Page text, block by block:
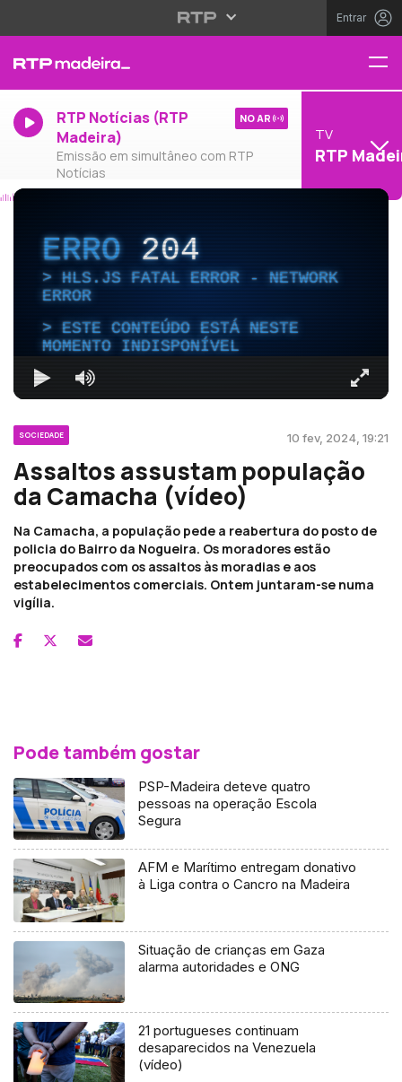
Entrar
RTP Notícias (RTP
Madeira)
Emissão em simultâneo com RTP
Notícias
NO AR
TV
RTP
ERRO204
HLS.JS FATAL ERROR - NETWORK
ERROR
ESTE CONTEÚDO ESTÁ NESTE
MOMENTO INDISPONÍVEL
SOCIEDADE 10 fev, 2024, 19:21
Assaltos assustam população
da Camacha (vídeo)
Na Camacha, a população pede a reabertura do posto de
policia do Bairro da Nogueira. Os moradores estão
preocupados com os assaltos às moradias e aos
estabelecimentos comerciais. Ontem juntaram-se numa
vigília.
Pode também gostar
PSP-Madeira deteve quatro
pessoas na operação Escola
Segura
AFM e Marítimo entregam donativo
à Liga contra o Cancro na Madeira
Situação de crianças em Gaza
alarma autoridades e ONG
21 portugueses continuam
desaparecidos na Venezuela
(vídeo)